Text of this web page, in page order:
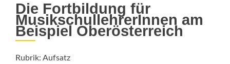
Die Fortbildung für
MusikschullehrerInnen am
Beispiel Oberösterreich
Rubrik: Aufsatz